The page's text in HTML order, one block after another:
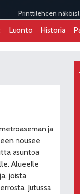
Printtilehden
Luonto Historia
ja
nousee
asuntoa
Alueelle
joista
Jutussa